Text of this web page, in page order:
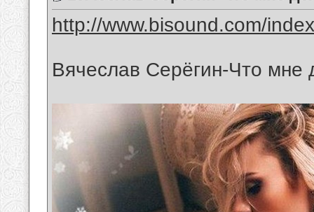
http://www.bisound.com/
Вячеслав Серёгин-Что мне